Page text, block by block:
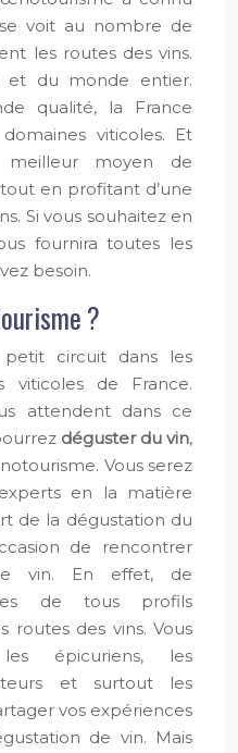
voit au nombre de
les routes des vins.
et du monde entier.
qualité, la France
viticoles. Et
moyen de
en profitant d’une
Si vous souhaitez en
fournira toutes les
besoin.
?
circuit dans les
viticoles de France.
attendent dans ce
déguster du vin,
Vous serez
en la matière
de la dégustation du
de rencontrer
vin. En effet, de
de tous profils
routes des vins. Vous
épicuriens, les
et surtout les
vos expériences
de vin. Mais